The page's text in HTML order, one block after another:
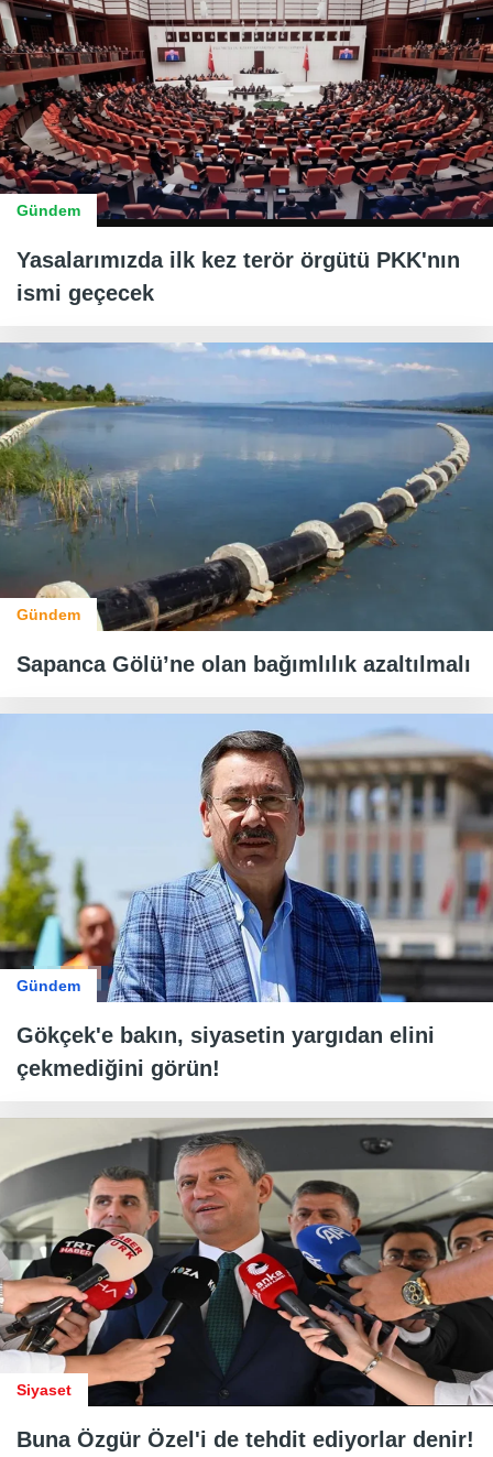
Gündem
Yasalarımızda ilk kez terör örgütü PKK'nın
ismi geçecek
Gündem
Sapanca Gölü’ne olan bağımlılık azaltılmalı
Gündem
Gökçek'e bakın, siyasetin yargıdan elini
çekmediğini görün!
Siyaset
Buna Özgür Özel'i de tehdit ediyorlar denir!